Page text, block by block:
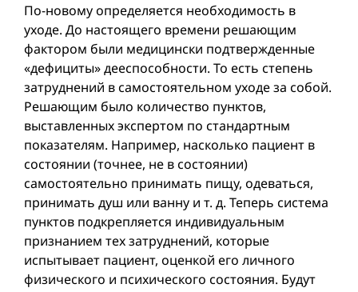
По-новому определяется необходимость в
уходе. До настоящего времени решающим
фактором были медицински подтвержденные
«дефициты» дееспособности. То есть степень
затруднений в самостоятельном уходе за собой.
Решающим было количество пунктов,
выставленных экспертом по стандартным
показателям. Например, насколько пациент в
состоянии (точнее, не в состоянии)
самостоятельно принимать пищу, одеваться,
принимать душ или ванну и т. д. Теперь система
пунктов подкрепляется индивидуальным
признанием тех затруднений, которые
испытывает пациент, оценкой его личного
физического и психического состояния. Будут